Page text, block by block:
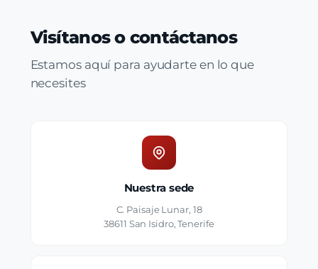
Visítanos o contáctanos
Estamos aquí para ayudarte en lo que
necesites
Nuestra sede
C. Paisaje Lunar, 18
38611 San Isidro, Tenerife